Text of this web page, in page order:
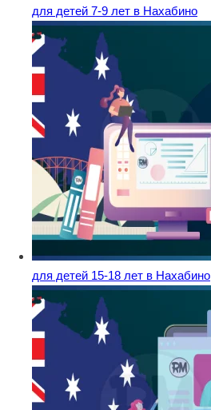
для детей 7-9 лет в Нахабино
для детей 15-18 лет в Нахабино